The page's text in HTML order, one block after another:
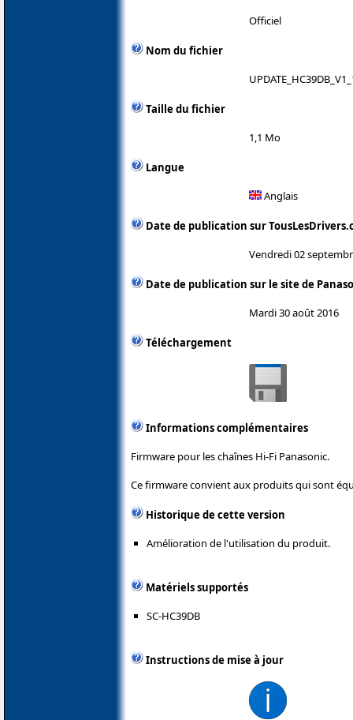
Officiel
Nom du fichier
Taille du fichier
1,1 Mo
Langue
Anglais
Date de publication sur
Vendredi 02
Date de publication sur le site de
Mardi 30 août 2016
Téléchargement
Informations complémentaires
Firmware pour les chaînes Hi-Fi Panasonic.
Ce firmware convient aux produits qui sont
Historique de cette version
Amélioration de l'utilisation du produit.
Matériels supportés
SC-HC39DB
Instructions de mise à jour